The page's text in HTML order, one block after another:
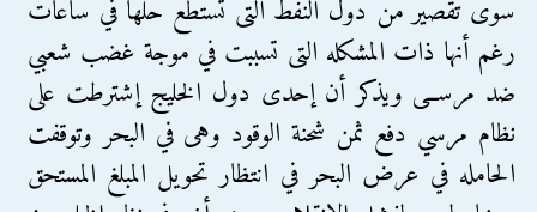
سوى تقصير من دول النفط التى تستطع حلها في ساعات
رغم أنها ذات المشكله التى تسببت في موجة غضب شعبي
ضد مرســى ويذكر أن إحدى دول الخليج إشترطت على
نظام مرسي دفع ثمن شحنة الوقود وهى في البحر وتوقفت
الحامله في عرض البحر في انتظار تحويل المبلغ المستحق